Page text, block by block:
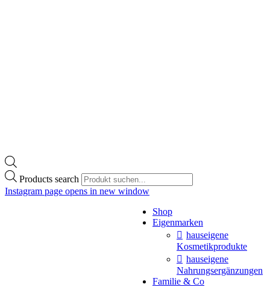
Products search
Instagram page opens in new window
Shop
Eigenmarken
hauseigene
Kosmetikprodukte
hauseigene
Nahrungsergänzungen
Familie & Co